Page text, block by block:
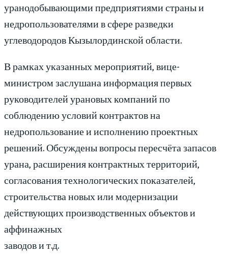
уранодобывающими предприятиями страны и
недропользователями в сфере разведки
углеводородов Кызылординской области.
В рамках указанных мероприятий, вице-
министром заслушана информация первых
руководителей урановых компаний по
соблюдению условий контрактов на
недропользование и исполнению проектных
решений. Обсуждены вопросы пересчёта запасов
урана, расширения контрактных территорий,
согласования технологических показателей,
строительства новых или модернизации
действующих производственных объектов и
аффинажных
заводов и т.д.